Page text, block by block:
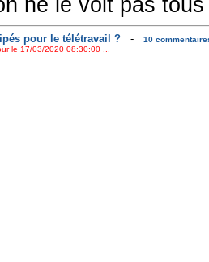
ne le voit pas
pour le télétravail ?-
10
le 17/03/2020 08:30:00 ...